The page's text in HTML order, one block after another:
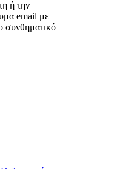
ή την
email με
συνθηματικό